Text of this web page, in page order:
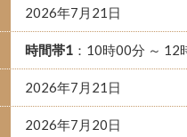
2026年7月21日
時間帯1 ：10時00分 ～ 12
2026年7月21日
2026年7月20日